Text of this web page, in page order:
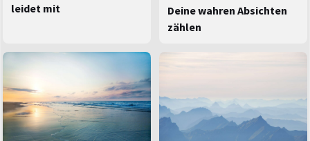
leidet mit
Deine wahren Absichten
zählen